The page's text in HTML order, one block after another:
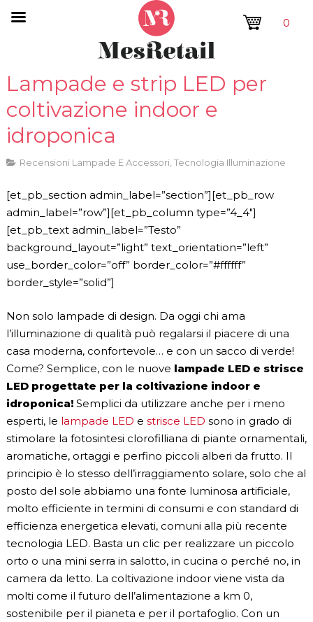
0
Lampade e strip LED per
coltivazione indoor e
idroponica
Recensioni Lampade E Accessori Tecnologia Illuminazione
[et_pb_section admin_label=”section”][et_pb_row
admin_label=”row”][et_pb_column type=”4_4″]
[et_pb_text admin_label=”Testo”
background_layout=”light” text_orientation=”left”
use_border_color=”off” border_color=”#ffffff”
border_style=”solid”]
Non solo lampade di design. Da oggi chi ama
l’illuminazione di qualità può regalarsi il piacere di una
casa moderna, confortevole… e con un sacco di verde!
Come? Semplice, con le nuove lampade LED e strisce
LED progettate per la coltivazione indoor e
idroponica!Semplici da utilizzare anche per i meno
esperti, le lampade LED e strisce LED sono in grado di
stimolare la fotosintesi clorofilliana di piante ornamentali,
aromatiche, ortaggi e perfino piccoli alberi da frutto. Il
principio è lo stesso dell’irraggiamento solare, solo che al
posto del sole abbiamo una fonte luminosa artificiale,
molto efficiente in termini di consumi e con standard di
efficienza energetica elevati, comuni alla più recente
tecnologia LED. Basta un clic per realizzare un piccolo
orto o una mini serra in salotto, in cucina o perché no, in
camera da letto. La coltivazione indoor viene vista da
molti come il futuro dell’alimentazione a km 0,
sostenibile per il pianeta e per il portafoglio. Con un